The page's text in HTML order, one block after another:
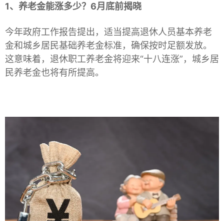
1、养老金能涨多少？6月底前揭晓
今年政府工作报告提出，适当提高退休人员基本养老
金和城乡居民基础养老金标准，确保按时足额发放。
这意味着，退休职工养老金将迎来“十八连涨”，城乡居
民养老金也将有所提高。